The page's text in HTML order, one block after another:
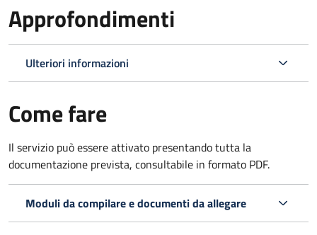
Approfondimenti
Ulteriori informazioni
Come fare
Il servizio può essere attivato presentando tutta la
documentazione prevista, consultabile in formato PDF.
Moduli da compilare e documenti da allegare